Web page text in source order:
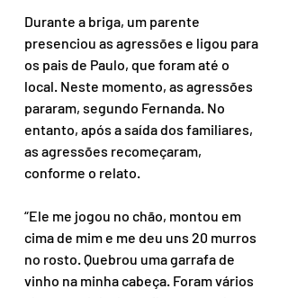
Durante a briga, um parente
presenciou as agressões e ligou para
os pais de Paulo, que foram até o
local. Neste momento, as agressões
pararam, segundo Fernanda. No
entanto, após a saída dos familiares,
as agressões recomeçaram,
conforme o relato.
“Ele me jogou no chão, montou em
cima de mim e me deu uns 20 murros
no rosto. Quebrou uma garrafa de
vinho na minha cabeça. Foram vários